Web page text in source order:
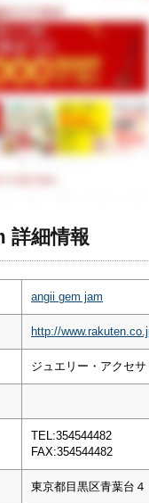
詳細情報
angii gem jam
http://
ジュエリー・アクセ
TEL:354544482
FAX:354544482
東京都目黒区青葉台